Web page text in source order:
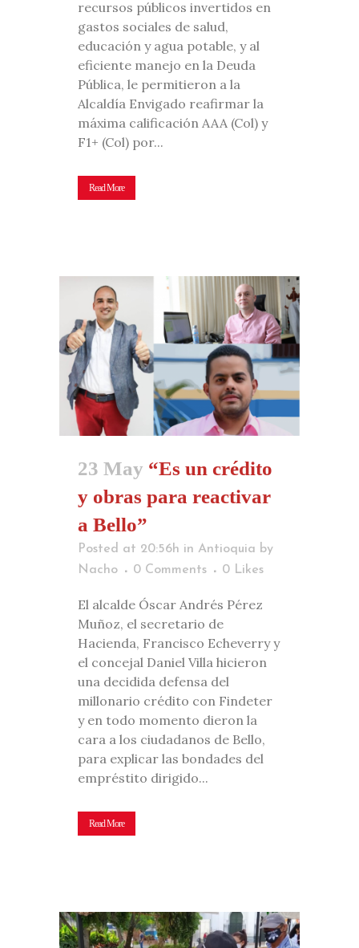
recursos públicos invertidos en
gastos sociales de salud,
educación y agua potable, y al
eficiente manejo en la Deuda
Pública, le permitieron a la
Alcaldía Envigado reafirmar la
máxima calificación AAA (Col) y
F1+ (Col) por...
Read More
23 May “Es un crédito
y obras para reactivar
a Bello”
Posted at 20:56h in Antioquia by
Nacho
0 Comments 0 Likes
El alcalde Óscar Andrés Pérez
Muñoz, el secretario de
Hacienda, Francisco Echeverry y
el concejal Daniel Villa hicieron
una decidida defensa del
millonario crédito con Findeter
y en todo momento dieron la
cara a los ciudadanos de Bello,
para explicar las bondades del
empréstito dirigido...
Read More